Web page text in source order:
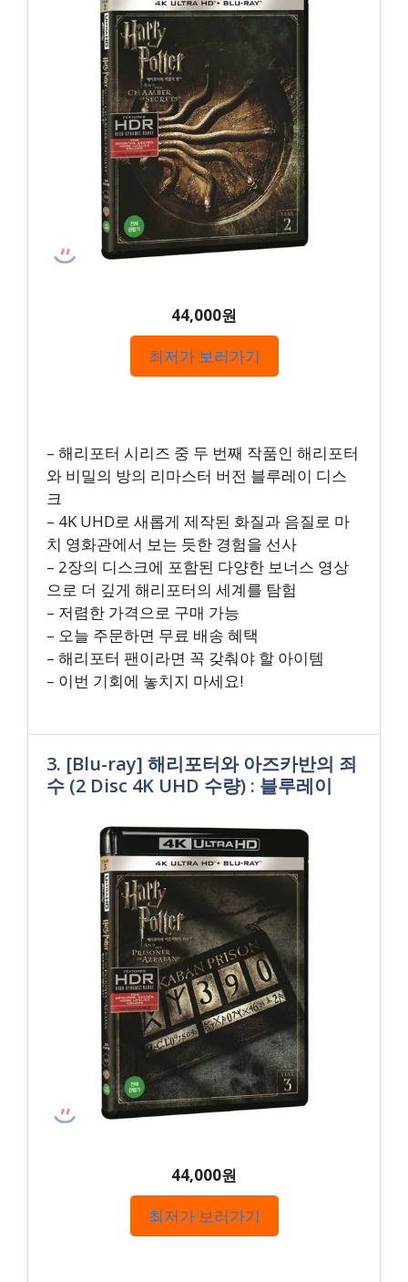
44,000원
최저가 보러가기
– 해리포터 시리즈 중 두 번째 작품인 해리포터
와 비밀의 방의 리마스터 버전 블루레이 디스
크
– 4K UHD로 새롭게 제작된 화질과 음질로 마
치 영화관에서 보는 듯한 경험을 선사
– 2장의 디스크에 포함된 다양한 보너스 영상
으로 더 깊게 해리포터의 세계를 탐험
– 저렴한 가격으로 구매 가능
– 오늘 주문하면 무료 배송 혜택
– 해리포터 팬이라면 꼭 갖춰야 할 아이템
– 이번 기회에 놓치지 마세요!
3. [Blu-ray] 해리포터와 아즈카반의 죄
수 (2 Disc 4K UHD 수량) : 블루레이
44,000원
최저가 보러가기